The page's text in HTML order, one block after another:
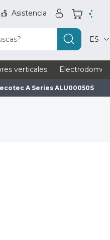
Asistencia
ES
verticales
A Series ALU00050S